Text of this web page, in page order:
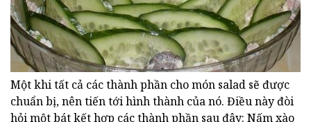
Một khi tất cả các thành phần cho món salad sẽ được
chuẩn bị, nên tiến tới hình thành của nó. Điều này đòi
hỏi một bát kết hợp các thành phần sau đây: Nấm xào